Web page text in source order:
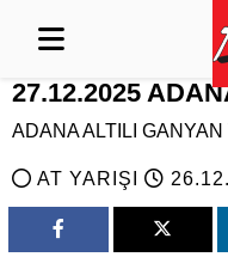
27.12.2025
ADANA ALTILI
AT YARIŞI